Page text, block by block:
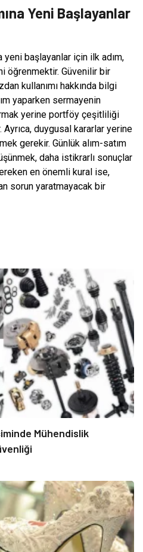
Yeni Başlayanlar
yeni başlayanlar için ilk adım,
öğrenmektir. Güvenilir bir
kullanımı hakkında bilgi
yaparken sermayenin
yerine portföy çeşitliliği
duygusal kararlar yerine
gerekir. Günlük alım-satım
daha istikrarlı sonuçlar
en önemli kural ise,
sorun yaratmayacak bir
Mühendislik